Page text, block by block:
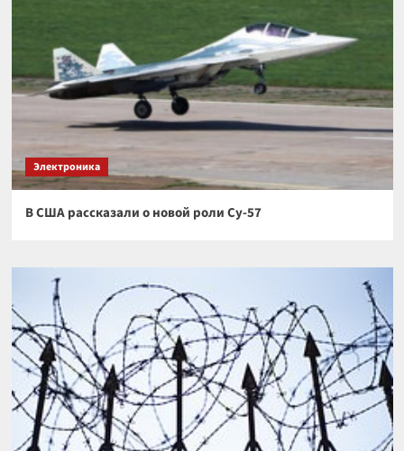
Электроника
В США рассказали о новой роли Су-57